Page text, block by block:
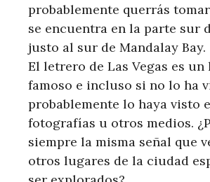
probablemente querrás
se encuentra en la parte sur
justo al sur de Mandalay Bay.
El letrero de Las Vegas es
famoso e incluso si no lo ha
probablemente lo haya visto
fotografías u otros medios.
siempre la misma señal que
otros lugares de la ciudad